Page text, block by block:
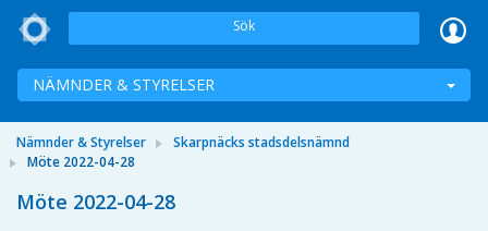
Sök
NÄMNDER & STYRELSER
Nämnder & Styrelser
Skarpnäcks stadsdelsnämnd
Möte 2022-04-28
Möte 2022-04-28